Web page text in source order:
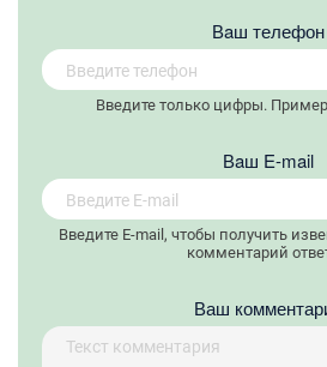
Вaш телефон
Введите только цифры.
Вaш E-mail
Введите E-mail, чтобы получить
комментарий
Ваш